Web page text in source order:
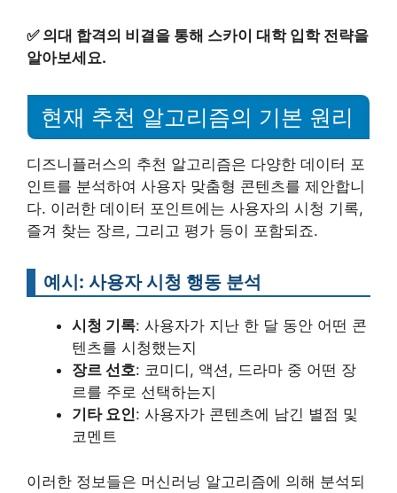
✅ 의대 합격의 비결을 통해 스카이 대학 입학 전략을
알아보세요.
현재 추천 알고리즘의 기본 원리
디즈니플러스의 추천 알고리즘은 다양한 데이터 포
인트를 분석하여 사용자 맞춤형 콘텐츠를 제안합니
다. 이러한 데이터 포인트에는 사용자의 시청 기록,
즐겨 찾는 장르, 그리고 평가 등이 포함되죠.
예시: 사용자 시청 행동 분석
시청 기록: 사용자가 지난 한 달 동안 어떤 콘
텐츠를 시청했는지
장르 선호: 코미디, 액션, 드라마 중 어떤 장
르를 주로 선택하는지
기타 요인: 사용자가 콘텐츠에 남긴 별점 및
코멘트
이러한 정보들은 머신러닝 알고리즘에 의해 분석되